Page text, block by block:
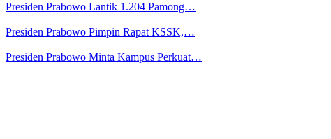
Presiden Prabowo Lantik 1.204 Pamong…
Presiden Prabowo Pimpin Rapat KSSK,…
Presiden Prabowo Minta Kampus Perkuat…